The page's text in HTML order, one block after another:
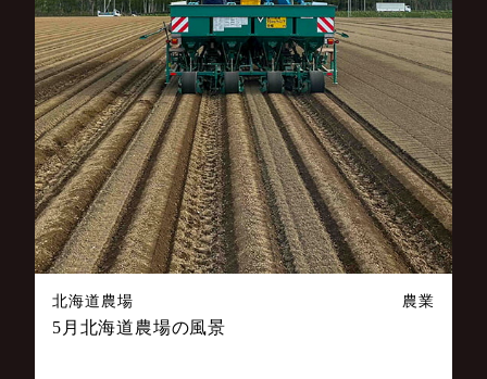
北海道農場 農業
5月北海道農場の風景